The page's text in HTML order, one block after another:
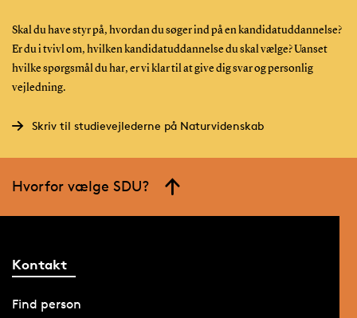
Skal du have styr på, hvordan du søger ind på en kandidatuddannelse?
Er du i tvivl om, hvilken kandidatuddannelse du skal vælge? Uanset
hvilke spørgsmål du har, er vi klar til at give dig svar og personlig
vejledning.
Skriv til studievejlederne på Naturvidenskab
Hvorfor vælge SDU?
Kontakt
Find person